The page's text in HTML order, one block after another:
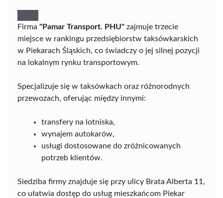
Firma "Pamar Transport. PHU" zajmuje trzecie
miejsce w rankingu przedsiębiorstw taksówkarskich
w Piekarach Śląskich, co świadczy o jej silnej pozycji
na lokalnym rynku transportowym.
Specjalizuje się w taksówkach oraz różnorodnych
przewozach, oferując między innymi:
transfery na lotniska,
wynajem autokarów,
usługi dostosowane do zróżnicowanych
potrzeb klientów.
Siedziba firmy znajduje się przy ulicy Brata Alberta 11,
co ułatwia dostęp do usług mieszkańcom Piekar